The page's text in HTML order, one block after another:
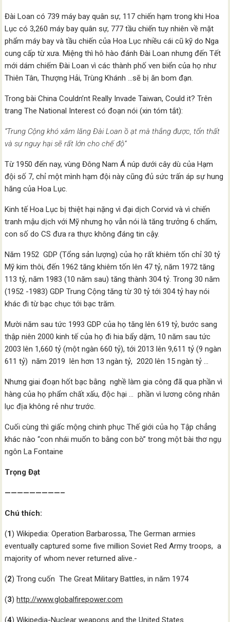
Đài Loan có 739 máy bay quân sự, 117 chiến hạm trong khi Hoa
Lục có 3,260 máy bay quân sự, 777 tầu chiến tuy nhiên về mặt
phẩm máy bay và tầu chiến của Hoa Lục nhiều cái cũ kỹ do Nga
cung cấp từ xưa. Miệng thì hô hào đánh Đài Loan nhưng đến Tết
mới dám chiếm Đài Loan vì các thành phố ven biển của họ như
Thiên Tân, Thượng Hải, Trùng Khánh …sẽ bị ăn bom đạn.
Trong bài China Couldn’nt Really Invade Taiwan, Could it? Trên
trang The National Interest có đoạn nói (xin tóm tắt):
“Trung Cộng khó xâm lăng Đài Loan ồ ạt mà thắng được, tổn thất
và sự nguy hại sẽ rất lớn cho chế độ”
Từ 1950 đến nay, vùng Đông Nam Á núp dưới cây dù của Hạm
đội số 7, chỉ một mình hạm đội này cũng đủ sức trấn áp sự hung
hăng của Hoa Lục.
Kinh tế Hoa Lục bị thiệt hại nặng vì đại dịch Corvid và vì chiến
tranh mậu dịch với Mỹ nhưng họ vẫn nói là tăng trưởng 6 chấm,
con số do CS đưa ra thực không đáng tin cậy.
Năm 1952 GDP (Tổng sản lượng) của họ rất khiêm tốn chỉ 30 tỷ
Mỹ kim thôi, đến 1962 tăng khiêm tốn lên 47 tỷ, năm 1972 tăng
113 tỷ, năm 1983 (10 năm sau) tăng thành 304 tỷ. Trong 30 năm
(1952 -1983) GDP Trung Cộng tăng từ 30 tỷ tới 304 tỷ hay nói
khác đi từ bạc chục tới bạc trăm.
Mười năm sau tức 1993 GDP của họ tăng lên 619 tỷ, bước sang
thập niên 2000 kinh tế của họ đi hia bẩy dặm, 10 năm sau tức
2003 lên 1,660 tỷ (một ngàn 660 tỷ), tới 2013 lên 9,611 tỷ (9 ngàn
611 tỷ) năm 2019 lên hơn 13 ngàn tỷ, 2020 lên 15 ngàn tỷ …
Nhưng giai đoạn hốt bạc bằng nghề làm gia công đã qua phần vì
hàng của họ phẩm chất xấu, độc hại … phần vì lương công nhân
lục địa không rẻ như trước.
Cuối cùng thì giấc mộng chinh phục Thế giới của họ Tập chẳng
khác nào “con nhái muốn to bằng con bò” trong một bài thơ ngụ
ngôn La Fontaine
Trọng Đạt
—————————–
Chú thích:
(1) Wikipedia: Operation Barbarossa, The German armies
eventually captured some five million Soviet Red Army troops, a
majority of whom never returned alive.-
(2) Trong cuốn The Great Military Battles, in năm 1974
(3)http://www.globalfirepower.com
(4) Wikipedia-Nuclear weapons and the United States